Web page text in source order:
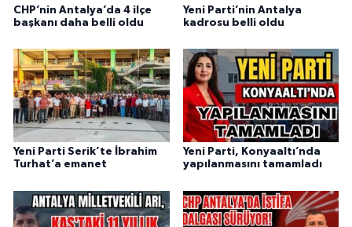
CHP’nin Antalya’da 4 ilçe
başkanı daha belli oldu
Yeni Parti’nin Antalya
kadrosu belli oldu
Yeni Parti Serik’te İbrahim
Turhat’a emanet
Yeni Parti, Konyaaltı’nda
yapılanmasını tamamladı